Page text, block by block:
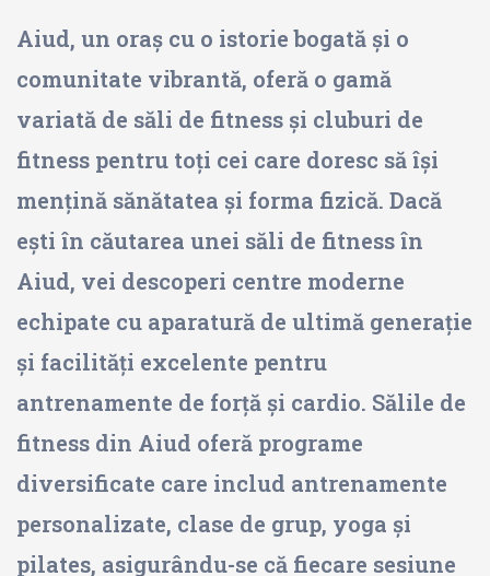
Aiud, un oraș cu o istorie bogată și o
comunitate vibrantă, oferă o gamă
variată de săli de fitness și cluburi de
fitness pentru toți cei care doresc să își
mențină sănătatea și forma fizică. Dacă
ești în căutarea unei săli de fitness în
Aiud, vei descoperi centre moderne
echipate cu aparatură de ultimă generație
și facilități excelente pentru
antrenamente de forță și cardio. Sălile de
fitness din Aiud oferă programe
diversificate care includ antrenamente
personalizate, clase de grup, yoga și
pilates, asigurându-se că fiecare sesiune